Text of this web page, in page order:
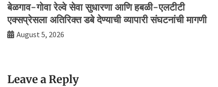
बेळगाव-गोवा रेल्वे सेवा सुधारणा आणि हबळी-एलटीटी
एक्सप्रेसला अतिरिक्त डबे देण्याची व्यापारी संघटनांची मागणी
August 5, 2026
Leave a Reply